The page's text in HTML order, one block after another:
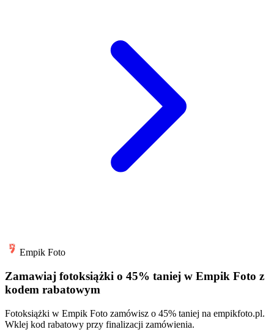
Empik Foto
Zamawiaj fotoksiążki o 45% taniej w Empik Foto z
kodem rabatowym
Fotoksiążki w Empik Foto zamówisz o 45% taniej na empikfoto.pl.
Wklej kod rabatowy przy finalizacji zamówienia.